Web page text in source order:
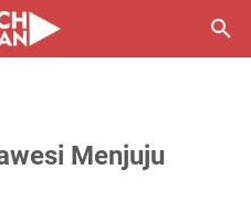
Menjuju